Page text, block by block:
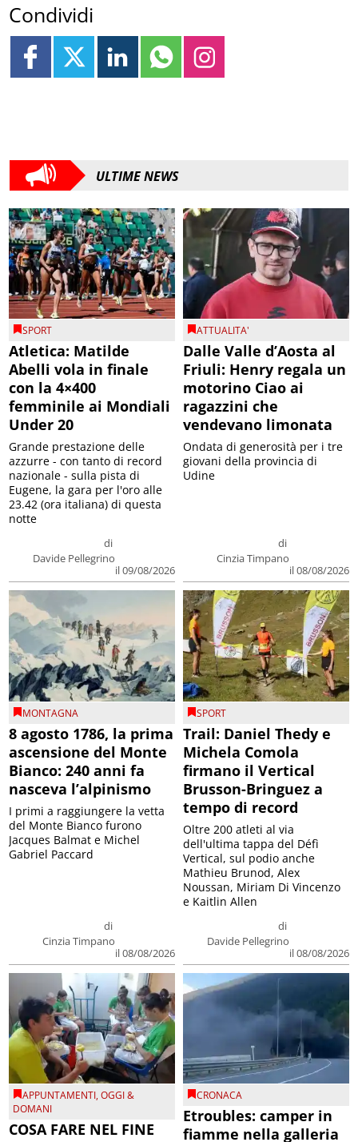
Condividi
ULTIME NEWS
SPORT
Atletica: Matilde
Abelli vola in finale
con la 4×400
femminile ai Mondiali
Under 20
di
Davide Pellegrino
il 09/08/2026
Grande prestazione delle
azzurre - con tanto di record
nazionale - sulla pista di
Eugene, la gara per l'oro alle
23.42 (ora italiana) di questa
notte
ATTUALITA'
Dalle Valle d’Aosta al
Friuli: Henry regala un
motorino Ciao ai
ragazzini che
vendevano limonata
di
Cinzia Timpano
il 08/08/2026
Ondata di generosità per i tre
giovani della provincia di
Udine
MONTAGNA
8 agosto 1786, la prima
ascensione del Monte
Bianco: 240 anni fa
nasceva l’alpinismo
di
Cinzia Timpano
il 08/08/2026
I primi a raggiungere la vetta
del Monte Bianco furono
Jacques Balmat e Michel
Gabriel Paccard
SPORT
Trail: Daniel Thedy e
Michela Comola
firmano il Vertical
Brusson-Bringuez a
tempo di record
di
Davide Pellegrino
il 08/08/2026
Oltre 200 atleti al via
dell'ultima tappa del Défì
Vertical, sul podio anche
Mathieu Brunod, Alex
Noussan, Miriam Di Vincenzo
e Kaitlin Allen
APPUNTAMENTI,OGGI &
DOMANI
COSA FARE NEL FINE
CRONACA
Etroubles: camper in
fiamme nella galleria